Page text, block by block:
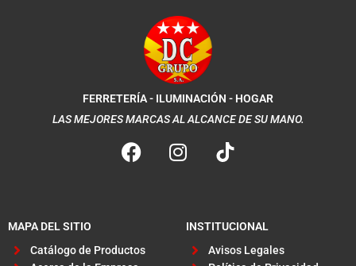
FERRETERÍA - ILUMINACIÓN - HOGAR
LAS MEJORES MARCAS AL ALCANCE DE SU MANO.
F
a
o
I
n
a
MAPA DEL SITIO
Catálogo de Productos
INSTITUCIONAL
Avisos Legales